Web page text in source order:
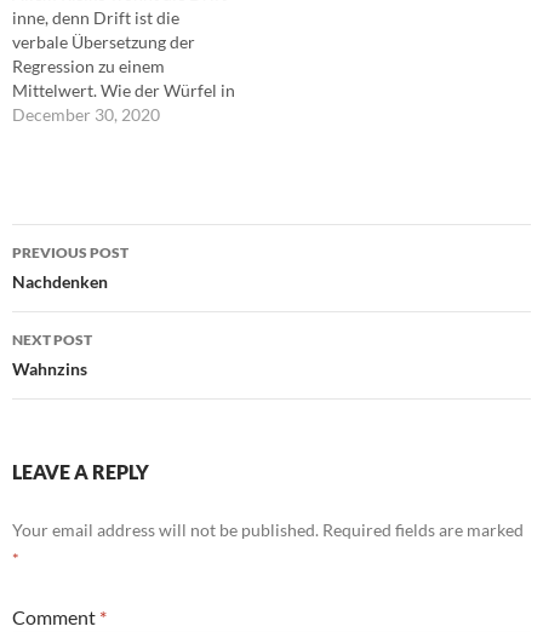
inne, denn Drift ist die
verbale Übersetzung der
Regression zu einem
Mittelwert. Wie der Würfel in
jedem einzelnen Wurf fällt,
Ereignis zum nächsten führt
und dieses bedingt.…
December 30, 2020
Post
navigation
PREVIOUS POST
Nachdenken
NEXT POST
Wahnzins
LEAVE A REPLY
Your email address will not be published. Required fields are marked
*
Comment *